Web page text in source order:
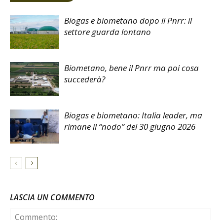
Biogas e biometano dopo il Pnrr: il
settore guarda lontano
Biometano, bene il Pnrr ma poi cosa
succederà?
Biogas e biometano: Italia leader, ma
rimane il “nodo” del 30 giugno 2026
LASCIA UN COMMENTO